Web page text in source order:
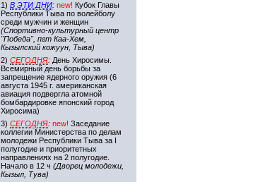
1) В ЭТИ ДНИ: new! Кубок Главы
Республики Тыва по волейболу
среди мужчин и женщин
(Спортивно-культурный центр
"Победа", пгт Каа-Хем,
Кызылский кожуун, Тыва)
2) СЕГОДНЯ: День Хиросимы.
Всемирный день борьбы за
запрещение ядерного оружия (6
августа 1945 г. американская
авиация подвергла атомной
бомбардировке японский город
Хиросима)
3) СЕГОДНЯ: new! Заседание
коллегии Министерства по делам
молодежи Республики Тыва за I
полугодие и приоритетных
направлениях на 2 полугодие.
Начало в 12 ч (Дворец молодежи,
Кызыл, Тува)